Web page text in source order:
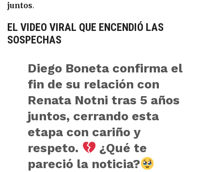
juntos.
EL VIDEO VIRAL QUE ENCENDIÓ LAS
SOSPECHAS
Diego Boneta confirma el
fin de su relación con
Renata Notni tras 5 años
juntos, cerrando esta
etapa con cariño y
respeto.
¿Qué te
pareció la noticia?